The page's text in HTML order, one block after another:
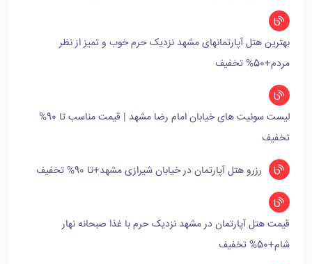
بهترین هتل آپارتمانهای مشهد نزدیک حرم خوب و تمیز از نظر
مردم+50% تخفیف
لیست سوئیت های خیابان امام رضا مشهد | قیمت مناسب تا 90%
تخفیف
رزرو هتل آپارتمان در خیابان شیرازی مشهد+تا 90% تخفیف
قیمت هتل آپارتمان در مشهد نزدیک حرم با غذا صبحانه نهار
شام+50% تخفیف